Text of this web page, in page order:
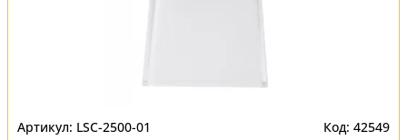
LSC-2500-01 42549